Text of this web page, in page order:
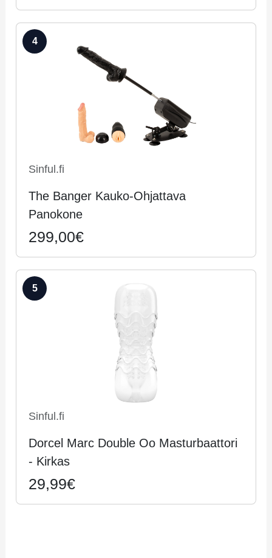
4
Sinful.fi
The Banger Kauko-Ohjattava
Panokone
299,00€
5
Sinful.fi
Dorcel Marc Double Oo Masturbaattori
- Kirkas
29,99€